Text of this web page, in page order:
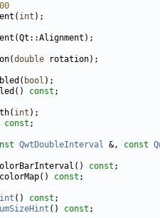
int
double
bool
const
int
const
QwtDoubleInterval &, const
const
const
() const
() const